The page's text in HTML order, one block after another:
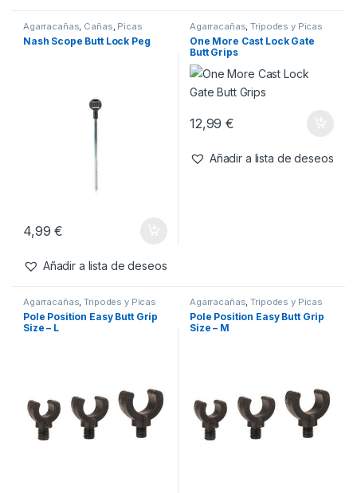
Agarracañas, Cañas, Picas
Nash Scope Butt Lock Peg
4,99€
Añadir a lista de deseos
Agarracañas,Tripodes y Picas
One More Cast Lock Gate
Butt Grips
12,99€
Añadir a lista de deseos
Agarracañas,Tripodes y Picas
Pole Position Easy Butt Grip
Size – L
Agarracañas,Tripodes y Picas
Pole Position Easy Butt Grip
Size – M